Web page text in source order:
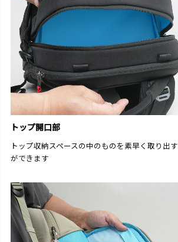
トップ開口部
トップ収納スペースの中のものを素早く取り出
ができます